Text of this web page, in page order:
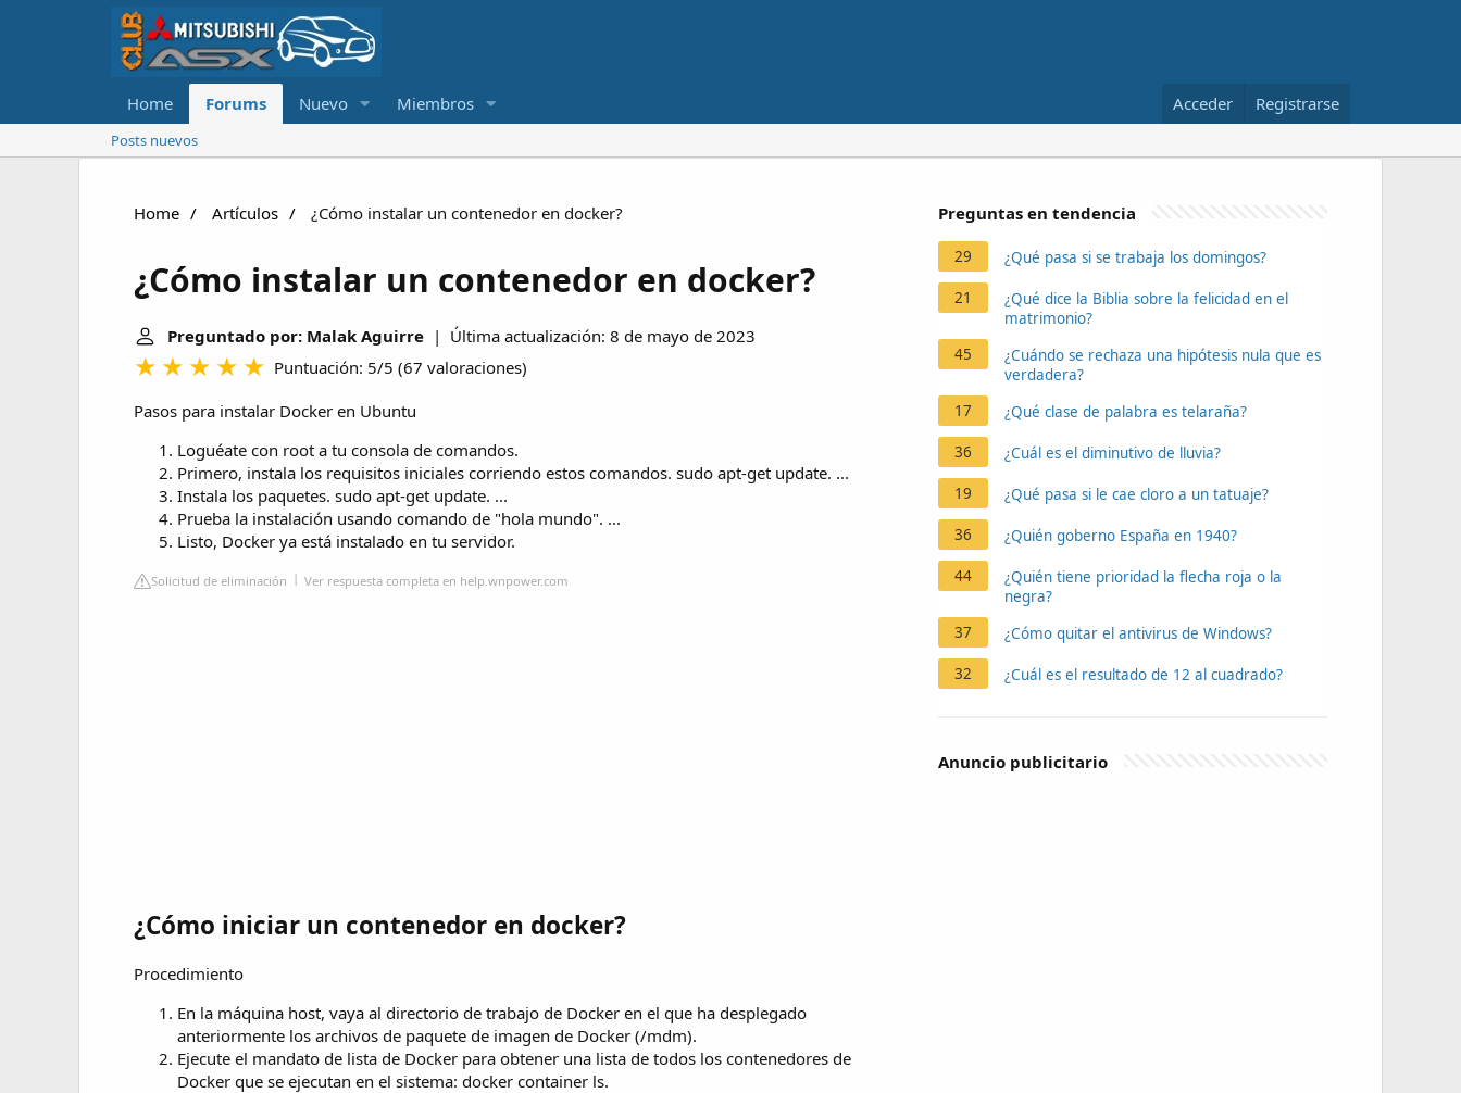
Home Forums Nuevo Miembros Acceder Registrarse
Posts nuevos
Home Artículos ¿Cómo instalar un contenedor en docker?
¿Cómo instalar un contenedor en docker?
Preguntado por: Malak Aguirre | Última actualización: 8 de mayo de 2023
Puntuación: 5/5 (67 valoraciones)
Pasos para instalar Docker en Ubuntu
Loguéate con root a tu consola de comandos.
Primero, instala los requisitos iniciales corriendo estos comandos. sudo apt-get update. ...
Instala los paquetes. sudo apt-get update. ...
Prueba la instalación usando comando de "hola mundo". ...
Listo, Docker ya está instalado en tu servidor.
Solicitud de eliminación Ver respuesta completa en help.wnpower.com
¿Cómo iniciar un contenedor en docker?
Procedimiento
En la máquina host, vaya al directorio de trabajo de Docker en el que ha desplegado
anteriormente los archivos de paquete de imagen de Docker (/mdm).
Ejecute el mandato de lista de Docker para obtener una lista de todos los contenedores de
Docker que se ejecutan en el sistema: docker container ls.
Preguntas en tendencia
29 ¿Qué pasa si se trabaja los domingos?
21
¿Qué dice la Biblia sobre la felicidad en el
matrimonio?
45
¿Cuándo se rechaza una hipótesis nula que es
verdadera?
17
¿Qué clase de palabra es telaraña?
36 ¿Cuál es el diminutivo de lluvia?
19 ¿Qué pasa si le cae cloro a un tatuaje?
36 ¿Quién goberno España en 1940?
44
¿Quién tiene prioridad la flecha roja o la
negra?
37
¿Cómo quitar el antivirus de Windows?
32 ¿Cuál es el resultado de 12 al cuadrado?
Anuncio publicitario